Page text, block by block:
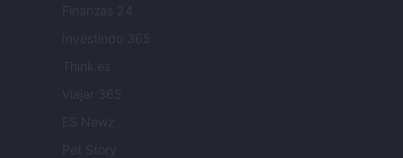
Finanzas 24
Investindo 365
Think.es
Viajar 365
ES Newz